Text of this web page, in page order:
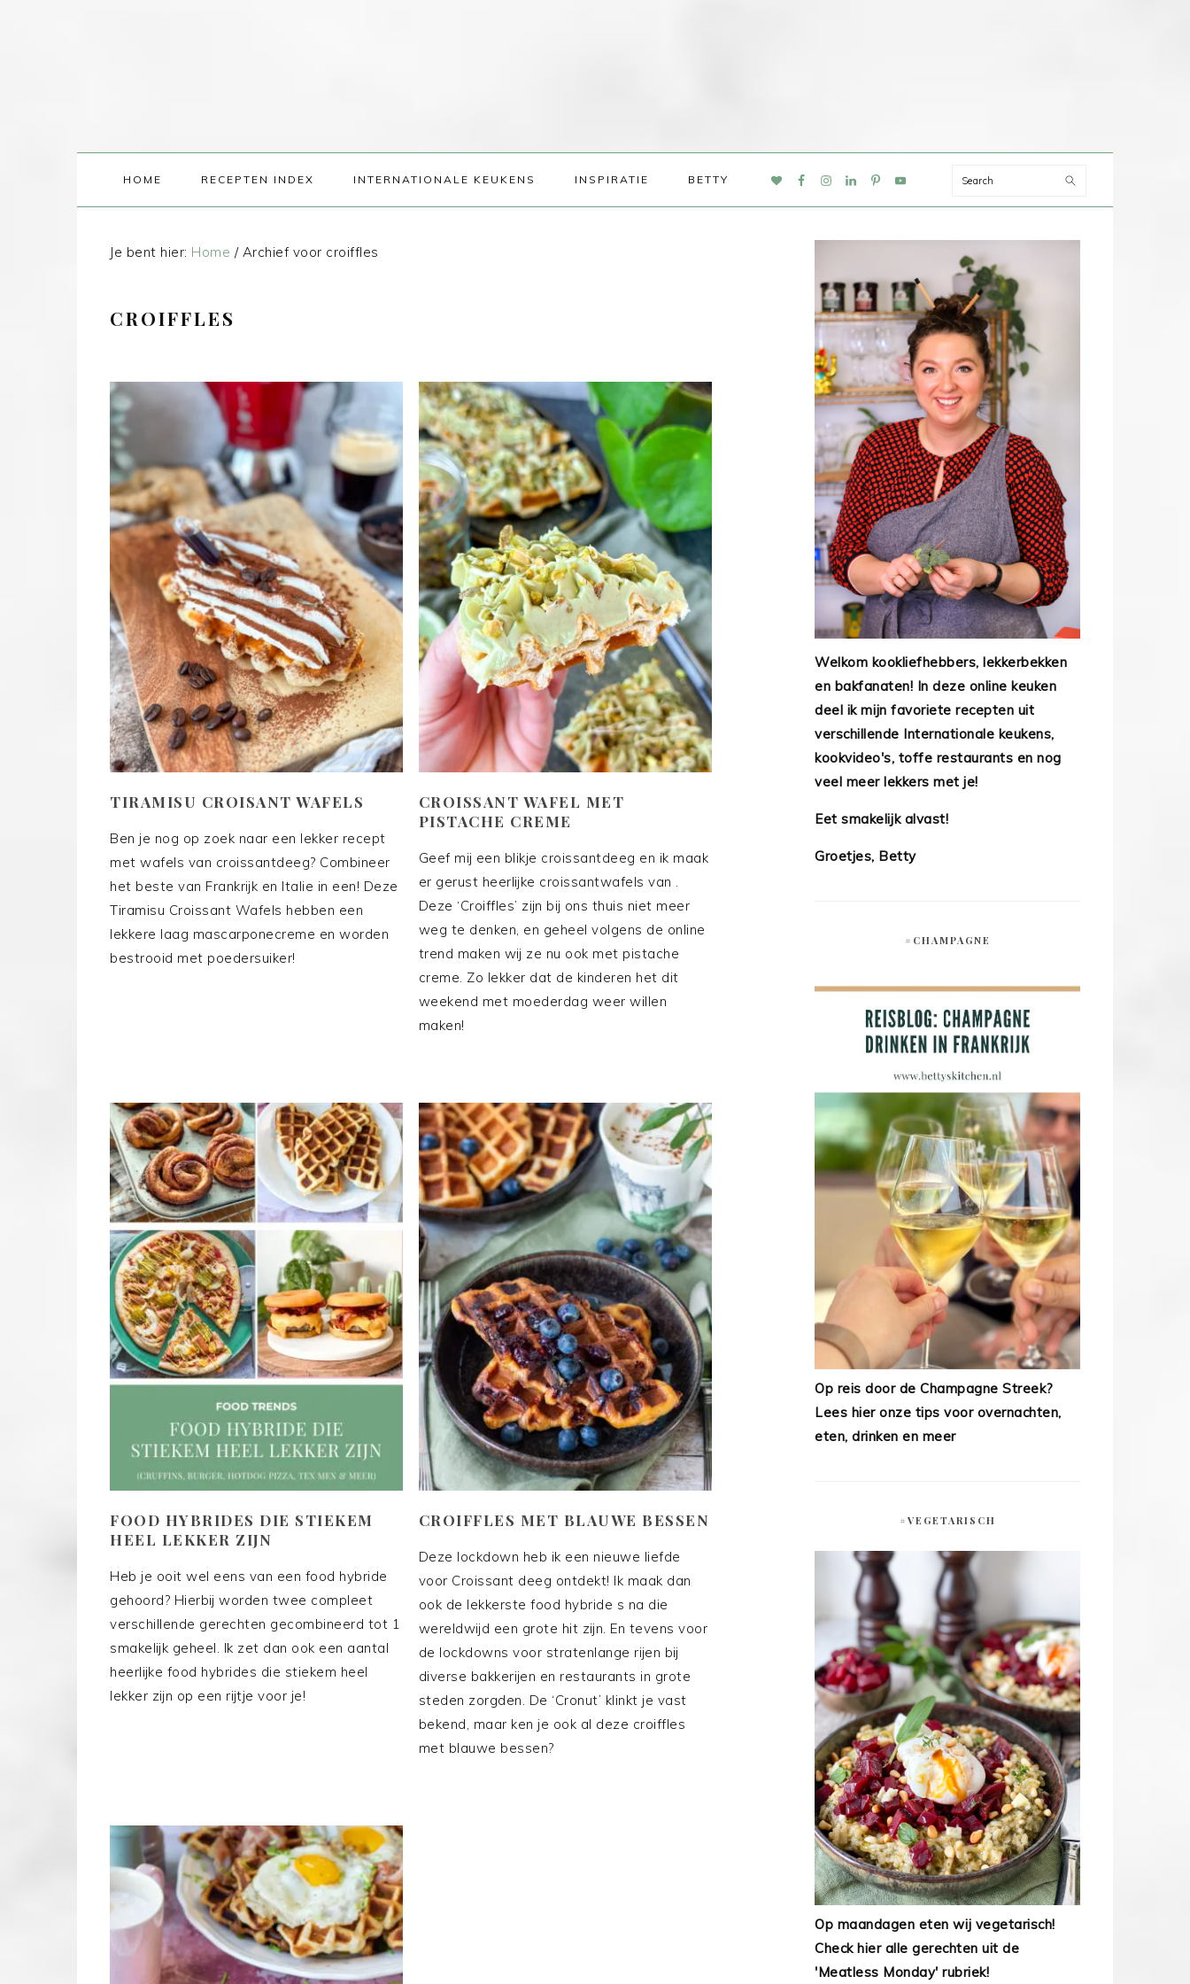
HOME RECEPTEN INDEX INTERNATIONALE KEUKENS INSPIRATIE BETTY
NAV
Search
Je bent hier: Home /Archief voor croiffles
CROIFFLES
TIRAMISU CROISANT WAFELS
Ben je nog op zoek naar een lekker recept
met wafels van croissantdeeg? Combineer
het beste van Frankrijk en Italie in een! Deze
Tiramisu Croissant Wafels hebben een
lekkere laag mascarponecreme en worden
bestrooid met poedersuiker!
CROISSANT WAFEL MET
PISTACHE CREME
Geef mij een blikje croissantdeeg en ik maak
er gerust heerlijke croissantwafels van .
Deze ‘Croiffles’ zijn bij ons thuis niet meer
weg te denken, en geheel volgens de online
trend maken wij ze nu ook met pistache
creme. Zo lekker dat de kinderen het dit
weekend met moederdag weer willen
maken!
FOOD HYBRIDES DIE STIEKEM
HEEL LEKKER ZIJN
Heb je ooit wel eens van een food hybride
gehoord? Hierbij worden twee compleet
verschillende gerechten gecombineerd tot 1
smakelijk geheel. Ik zet dan ook een aantal
heerlijke food hybrides die stiekem heel
lekker zijn op een rijtje voor je!
CROIFFLES MET BLAUWE BESSEN
Deze lockdown heb ik een nieuwe liefde
voor Croissant deeg ontdekt! Ik maak dan
ook de lekkerste food hybride s na die
wereldwijd een grote hit zijn. En tevens voor
de lockdowns voor stratenlange rijen bij
diverse bakkerijen en restaurants in grote
steden zorgden. De ‘Cronut’ klinkt je vast
bekend, maar ken je ook al deze croiffles
met blauwe bessen?
Welkom kookliefhebbers, lekkerbekken
en bakfanaten! In deze online keuken
deel ik mijn favoriete recepten uit
verschillende Internationale keukens,
kookvideo's, toffe restaurants en nog
veel meer lekkers met je!
Eet smakelijk alvast!
Groetjes, Betty
#CHAMPAGNE
Op reis door de Champagne Streek?
Lees hier onze tips voor overnachten,
eten, drinken en meer
#VEGETARISCH
Op maandagen eten wij vegetarisch!
Check hier alle gerechten uit de
'Meatless Monday' rubriek!